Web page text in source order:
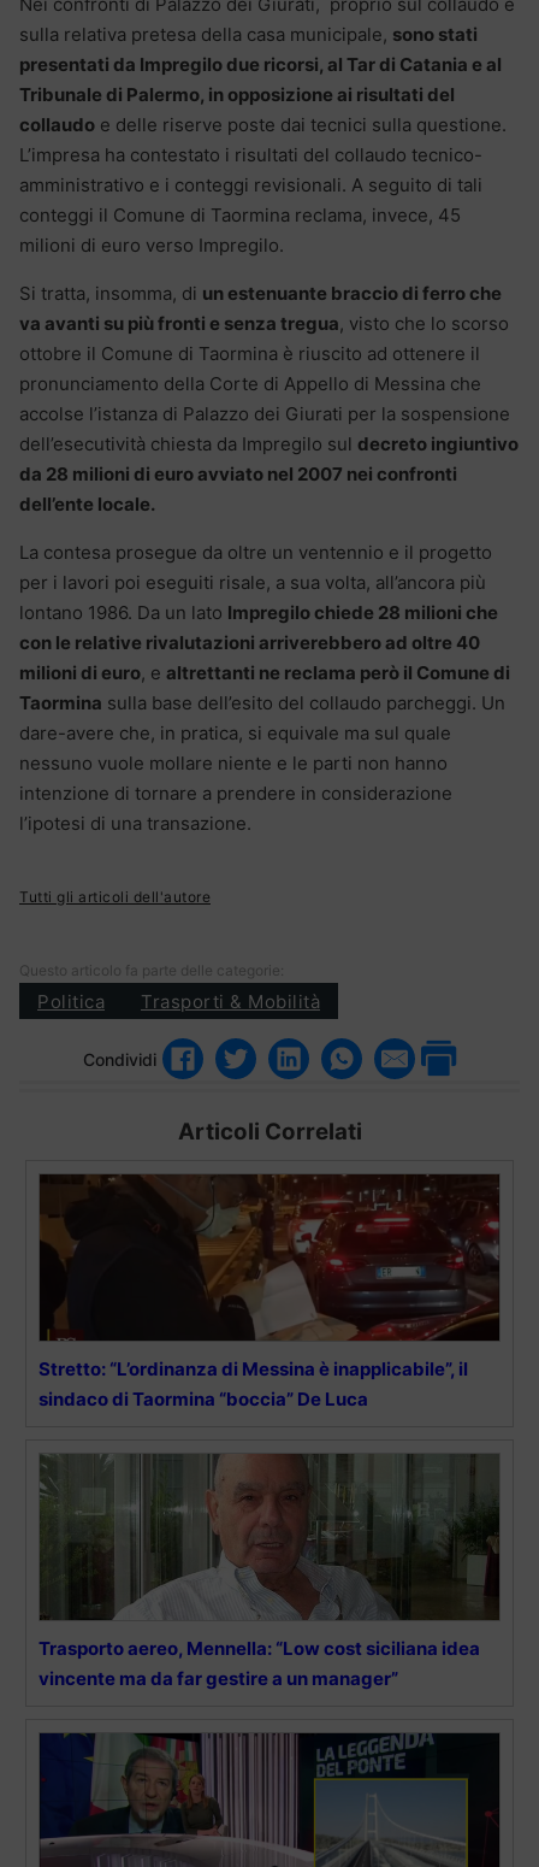
Nei confronti di Palazzo dei Giurati, proprio sul collaudo e
sulla relativa pretesa della casa municipale, sono stati
presentati da Impregilo due ricorsi, al Tar di Catania e al
Tribunale di Palermo, in opposizione ai risultati del
collaudo e delle riserve poste dai tecnici sulla questione.
L’impresa ha contestato i risultati del collaudo tecnico-
amministrativo e i conteggi revisionali. A seguito di tali
conteggi il Comune di Taormina reclama, invece, 45
milioni di euro verso Impregilo.
Si tratta, insomma, di un estenuante braccio di ferro che
va avanti su più fronti e senza tregua, visto che lo scorso
ottobre il Comune di Taormina è riuscito ad ottenere il
pronunciamento della Corte di Appello di Messina che
accolse l’istanza di Palazzo dei Giurati per la sospensione
dell’esecutività chiesta da Impregilo sul decreto ingiuntivo
da 28 milioni di euro avviato nel 2007 nei confronti
dell’ente locale.
La contesa prosegue da oltre un ventennio e il progetto
per i lavori poi eseguiti risale, a sua volta, all’ancora più
lontano 1986. Da un lato Impregilo chiede 28 milioni che
con le relative rivalutazioni arriverebbero ad oltre 40
milioni di euro, e altrettanti ne reclama però il Comune di
Taormina sulla base dell’esito del collaudo parcheggi. Un
dare-avere che, in pratica, si equivale ma sul quale
nessuno vuole mollare niente e le parti non hanno
intenzione di tornare a prendere in considerazione
l’ipotesi di una transazione.
Tutti gli articoli dell'autore
Questo articolo fa parte delle categorie:
Politica Trasporti & Mobilità
Condividi
Articoli Correlati
Stretto: “L’ordinanza di Messina è inapplicabile”, il
sindaco di Taormina “boccia” De Luca
Trasporto aereo, Mennella: “Low cost siciliana idea
vincente ma da far gestire a un manager”